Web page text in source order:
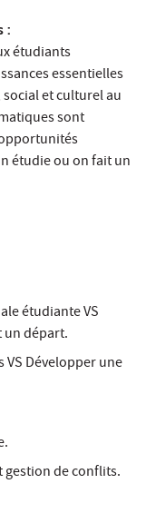
:
étudiants
essentielles
et culturel au
sont
étudie ou on fait un
étudiante VS
un départ.
Développer une
de conflits.